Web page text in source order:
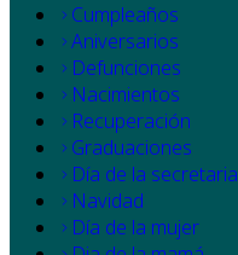
Cumpleaños
Aniversarios
Defunciones
Nacimientos
Recuperación
Graduaciones
Día de la secretaria
Navidad
Día de la mujer